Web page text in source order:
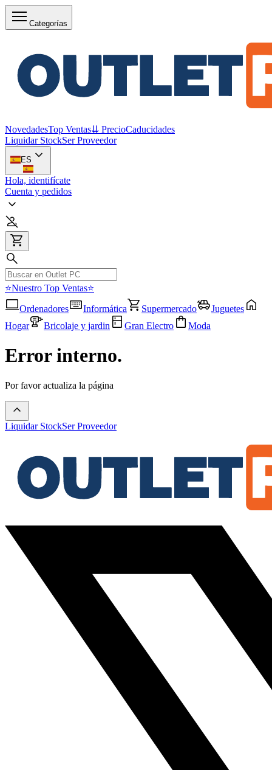
Categorías
NovedadesTop Ventas⇊ PrecioCaducidades
Liquidar StockSer Proveedor
ES
Hola, identifícate
Cuenta y pedidos
⭐Nuestro Top Ventas⭐
Ordenadores
Informática Supermercado
Juguetes
Hogar
Bricolaje y jardin Gran Electro Moda
Error interno.
Por favor actualiza la página
Liquidar StockSer Proveedor